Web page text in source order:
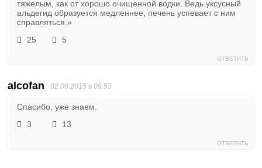
тяжелым, как от хорошо очищенной водки. Ведь уксусный
альдегид образуется медленнее, печень успевает с ним
справляться.»
25
5
ОТВЕТИТЬ
alcofan 02.06.2015 в 09:53
Спасибо, уже знаем.
3
13
ОТВЕТИТЬ